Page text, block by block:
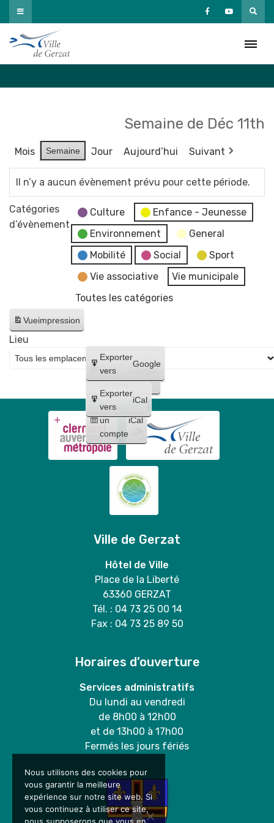
Passer
au
contenu
Semaine de Déc 11th
Mois Semaine Jour Aujourd’hui Suivant
Il n’y a aucun évènement prévu pour cette période.
Catégories
d’évènement
Culture
Enfance - Jeunesse
Environnement
General
Mobilité
Social
Sport
Vie associative
Vie municipale
Toutes les catégories
Vueimpression
Créer
un
compte
Google
Créer
un
compte
iCal
Exporter
vers
Google
Exporter
vers
iCal
Lieu
Ville de Gerzat
Hôtel de Ville
Place de la Liberté
63360 GERZAT
Tél. : 04 73 25 00 14
Fax : 04 73 25 89 50
Horaires d’ouverture
Services administratifs
Du lundi au vendredi
de 8h00 à 12h00
et de 13h00 à 17h00
Fermés les jours fériés
Nous utilisons des cookies pour
vous garantir la meilleure
expérience sur notre site web. Si
vous continuez à utiliser ce site,